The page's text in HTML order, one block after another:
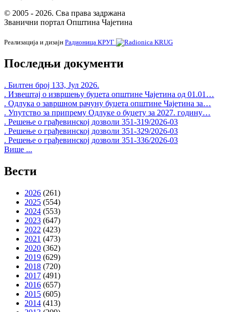
© 2005 - 2026. Сва права задржана
Званични портал Општина Чајетина
Реализација и дизајн Радионица КРУГ
Последњи документи
. Билтен број 133, Јул 2026.
. Извештај о извршењу буџета општине Чајетина од 01.01…
. Одлука о завршном рачуну буџета општине Чајетина за…
. Упутство за припрему Одлуке о буџету за 2027. годину…
. Решење о грађевинској дозволи 351-319/2026-03
. Решење о грађевинској дозволи 351-329/2026-03
. Решење о грађевинској дозволи 351-336/2026-03
Више ...
Вести
2026 (261)
2025 (554)
2024 (553)
2023 (647)
2022 (423)
2021 (473)
2020 (362)
2019 (629)
2018 (720)
2017 (491)
2016 (657)
2015 (605)
2014 (413)